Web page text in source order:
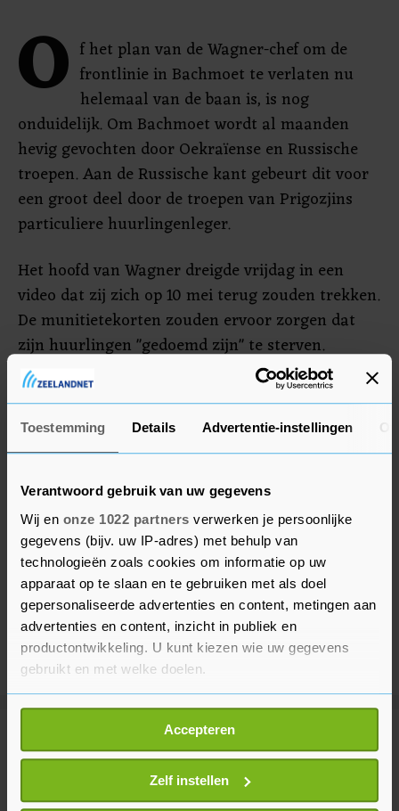
Toestemming Details Advertentie-instellingen
Verantwoord gebruik van uw gegevens
Wij en onze 1022 partners verwerken je persoonlijke
gegevens (bijv. uw IP-adres) met behulp van
technologieën zoals cookies om informatie op uw
apparaat op te slaan en te gebruiken met als doel
gepersonaliseerde advertenties en content, metingen aan
advertenties en content, inzicht in publiek en
productontwikkeling. U kunt kiezen wie uw gegevens
gebruikt en met welke doelen.
Als u het toestaat, willen we ook graag:
Informatie verzamelen over uw geografische
locatie, die tot een paar meter nauwkeurig kan zijn
Uw apparaat identificeren door het actief te
scannen op specifieke eigenschappen (fingerprinting)
Accepteren
Zelf instellen
O f het plan van de Wagner-chef om de
frontlinie in Bachmoet te verlaten nu
helemaal van de baan is, is nog
onduidelijk. Om Bachmoet wordt al maanden
hevig gevochten door Oekraïense en Russische
troepen. Aan de Russische kant gebeurt dit voor
een groot deel door de troepen van Prigozjins
particuliere huurlingenleger.
Het hoofd van Wagner dreigde vrijdag in een
video dat zij zich op 10 mei terug zouden trekken.
De munitietekorten zouden ervoor zorgen dat
zijn huurlingen "gedoemd zijn" te sterven.
Meer uit Buitenland
Vliegverkeer Sicilië opnieuw